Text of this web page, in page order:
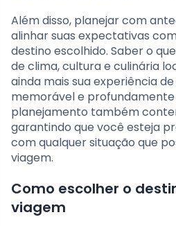
Além disso, planejar com
alinhar suas expectativas
destino escolhido. Saber o
de clima, cultura e culinária
ainda mais sua experiência
memorável e
planejamento também
garantindo que você esteja
com qualquer situação que
viagem.
Como escolher o
viagem